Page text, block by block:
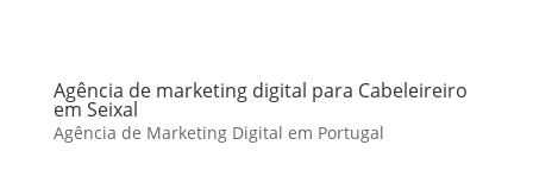
Agência de marketing digital para Cabeleireiro
em Seixal
Agência de Marketing Digital em Portugal